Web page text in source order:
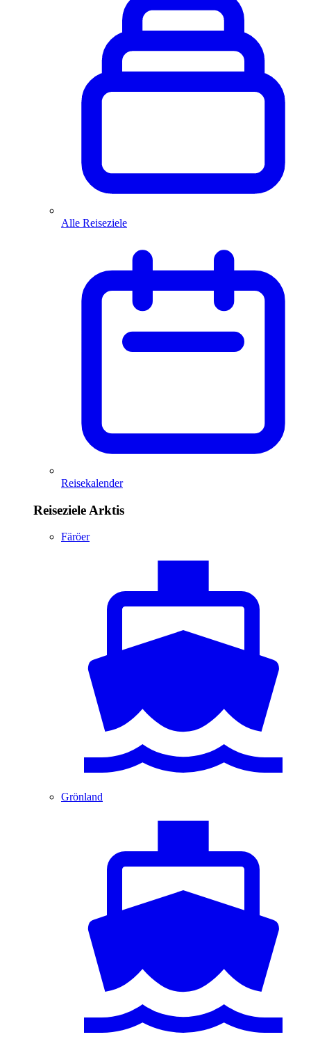
Alle Reiseziele
Reisekalender
Reiseziele Arktis
Färöer
Grönland